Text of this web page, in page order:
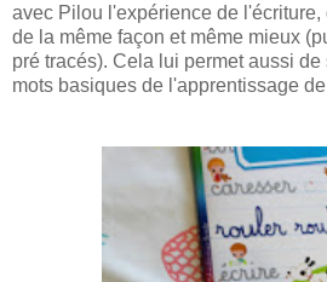
avec Pilou l'expérience de
de la même façon et même mieux
pré tracés). Cela lui permet aussi
mots basiques de l'apprentissage